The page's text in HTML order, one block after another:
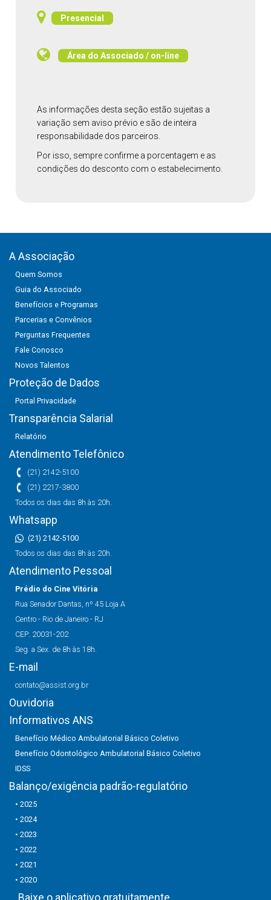
Presencial
Área do Associado / on-line
As informações desta seção estão sujeitas a
variação sem aviso prévio e são de inteira
responsabilidade dos parceiros.
Por isso, sempre confirme a porcentagem e as
condições do desconto com o estabelecimento.
A Associação
Quem Somos
Guia do Associado
Benefícios e Programas
Parcerias e Convênios
Perguntas Frequentes
Fale Conosco
Novos Talentos
Proteção de Dados
Portal Privacidade
Transparência Salarial
Relatório
Atendimento Telefônico
(21) 2142-5100
(21) 2217-3800
Todos os dias das 8h às 20h.
Whatsapp
(21) 2142-5100
Todos os dias das 8h às 20h.
Atendimento Pessoal
Prédio do Cine Vitória
Rua Senador Dantas, nº 45 Loja A
Centro - Rio de Janeiro - RJ
CEP: 20031-202
Seg. a Sex. de 8h às 18h.
E-mail
contato@assist.org.br
Ouvidoria
Informativos ANS
Benefício Médico Ambulatorial Básico Coletivo
Benefício Odontológico Ambulatorial Básico Coletivo
IDSS
Balanço/exigência padrão-regulatório
• 2025
• 2024
• 2023
• 2022
• 2021
• 2020
Baixe o aplicativo gratuitamente